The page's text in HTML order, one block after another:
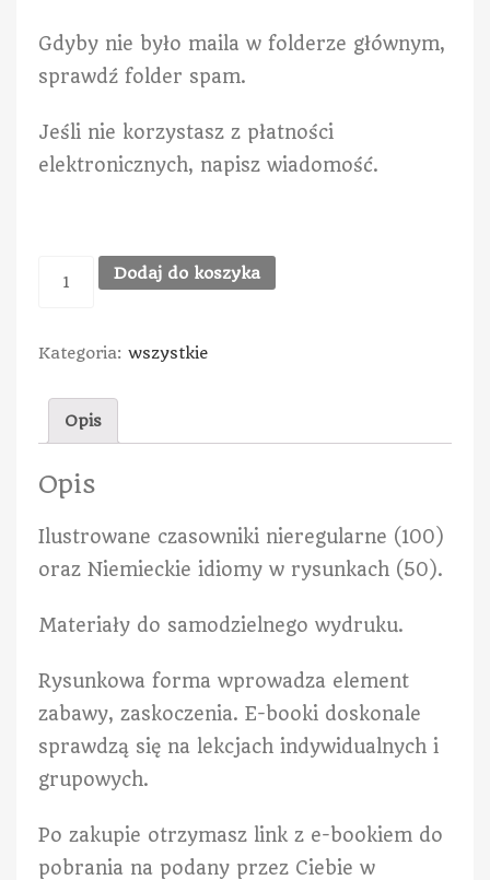
Gdyby nie było maila w folderze głównym,
sprawdź folder spam.
Jeśli nie korzystasz z płatności
elektronicznych, napisz wiadomość.
Dodaj do koszyka
Kategoria: wszystkie
Opis
Opis
Ilustrowane czasowniki nieregularne (100)
oraz Niemieckie idiomy w rysunkach (50).
Materiały do samodzielnego wydruku.
Rysunkowa forma wprowadza element
zabawy, zaskoczenia. E-booki doskonale
sprawdzą się na lekcjach indywidualnych i
grupowych.
Po zakupie otrzymasz link z e-bookiem do
pobrania na podany przez Ciebie w